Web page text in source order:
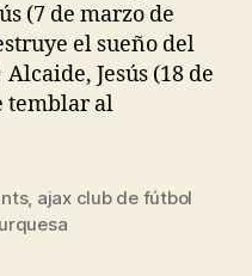
(7 de marzo de
el sueño del
Jesús (18 de
temblar al
, ajax club de fútbol